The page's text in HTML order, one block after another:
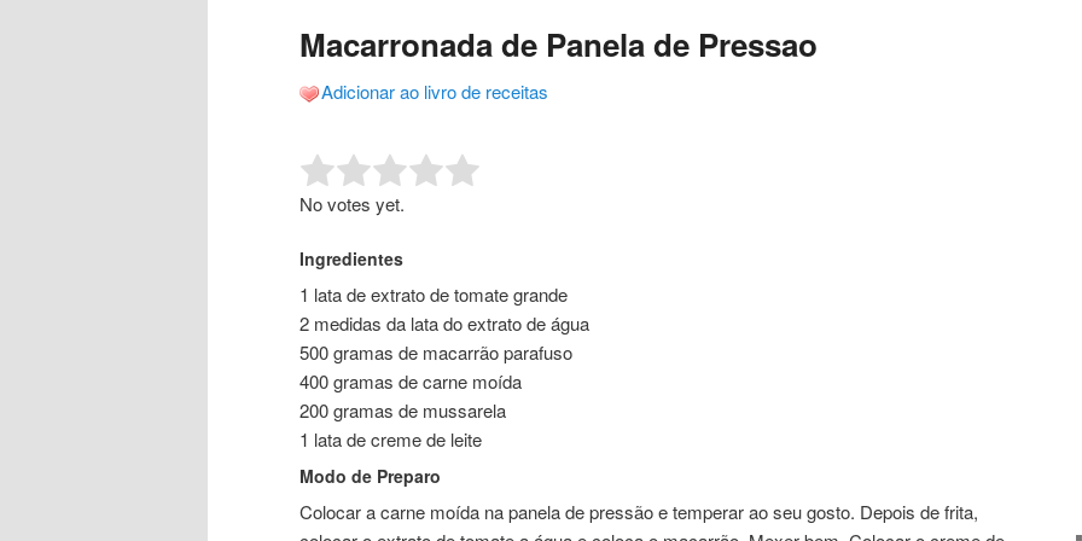
conteúdo
conteúdo
Macarronada de Panela de Pressao
Adicionar ao livro de receitas
Rate this item:
No votes yet.
Ingredientes
1 lata de extrato de tomate grande
2 medidas da lata do extrato de água
500 gramas de macarrão parafuso
400 gramas de carne moída
200 gramas de mussarela
1 lata de creme de leite
Modo de Preparo
Colocar a carne moída na panela de pressão e temperar ao seu gosto. Depois de frita,